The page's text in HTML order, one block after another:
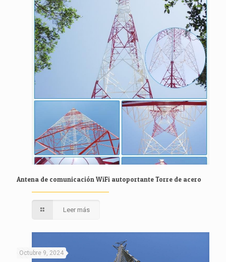
Antena de comunicación WiFi autoportante Torre de acero
Leer más
Octubre 9, 2024